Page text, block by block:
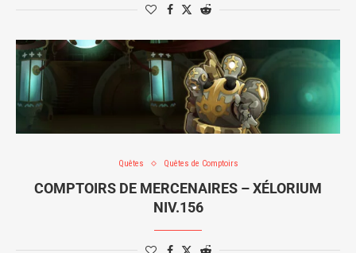
Quêtes Quêtes de Comptoirs
COMPTOIRS DE MERCENAIRES – XÉLORIUM
NIV.156